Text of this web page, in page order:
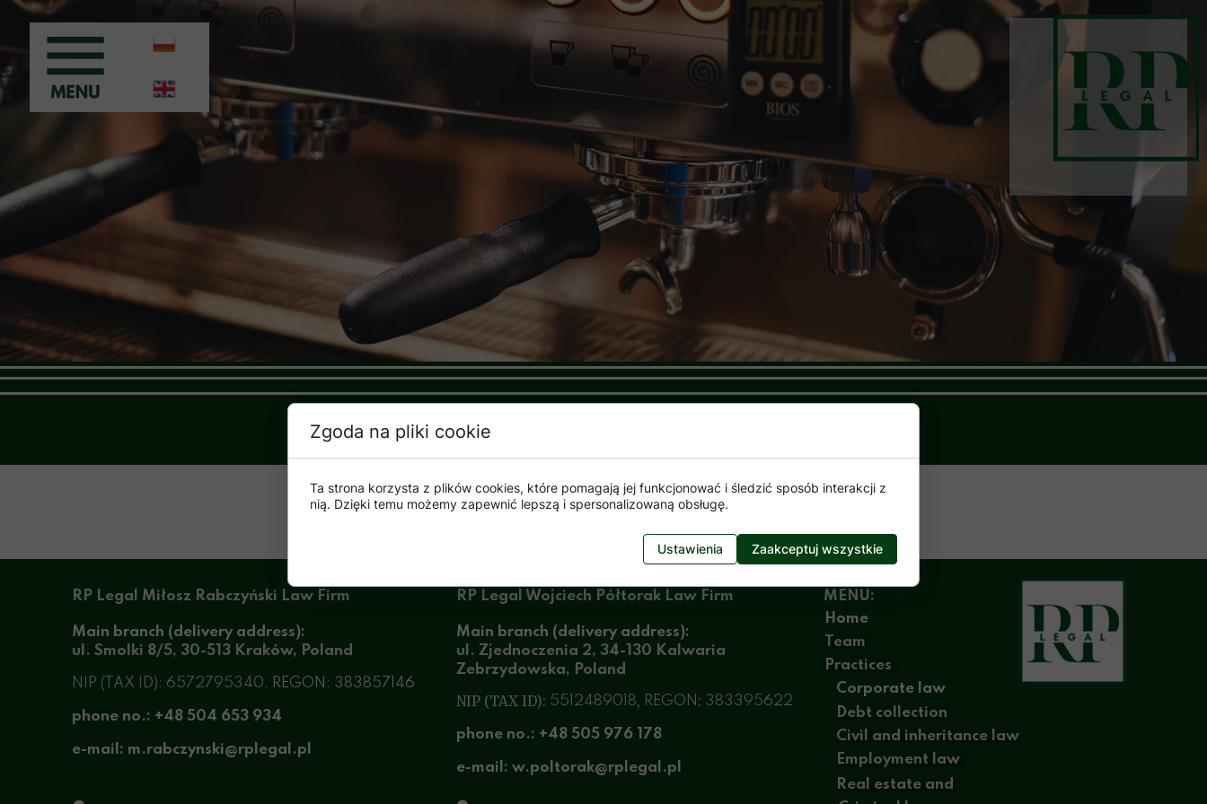
Real estate and
Employment law
Civil and inheritance law
Debt collection
Corporate law
Home
RP Legal Miłosz Rabczyński Law Firm
Main branch (delivery address):
ul. Smolki 8/5, 30-513 Kraków, Poland
NIP (TAX ID): 6572795340, REGON: 383857146
phone no.: +48 504 653 934
e-mail: m.rabczynski@rplegal.pl
MENU:
Team
Practices
RP Legal Wojciech Półtorak Law Firm
Main branch (delivery address):
ul. Zjednoczenia 2, 34-130 Kalwaria
Zebrzydowska, Poland
NIP (TAX ID): 5512489018, REGON : 383395622
phone no.: +48 505 976 178
e-mail: w.poltorak@rplegal.pl
Zgoda na pliki cookie
Ta strona korzysta z plików cookies, które pomagają jej funkcjonować i śledzić sposób interakcji z
nią. Dzięki temu możemy zapewnić lepszą i spersonalizowaną obsługę.
Ustawienia Zaakceptuj wszystkie